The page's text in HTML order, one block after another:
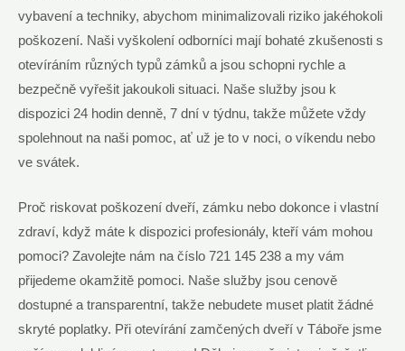
‌vybavení a techniky, abychom minimalizovali ⁣riziko jakéhokoli
‌poškození. Naši vyškolení odborníci mají bohaté zkušenosti s
otevíráním různých typů zámků a jsou schopni rychle⁣ a
bezpečně vyřešit jakoukoli situaci. Naše služby jsou k ​
dispozici 24 hodin denně, 7 dní v týdnu, ⁢takže můžete vždy
spolehnout na naši pomoc, ať už je to v noci, o víkendu nebo
ve svátek.
Proč riskovat⁤ poškození dveří, zámku ​nebo ‌dokonce i vlastní‌
zdraví, když máte k dispozici profesionály, kteří vám mohou
pomoci? Zavolejte⁤ nám na číslo⁢ 721 145 238 a my vám
přijedeme⁢ okamžitě pomoci. Naše služby jsou ⁣cenově
dostupné a transparentní, takže nebudete muset platit žádné
skryté poplatky. ‌Při otevírání zamčených dveří v Táboře jsme